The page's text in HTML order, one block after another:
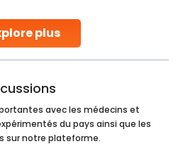
plus
avec les médecins et
du pays ainsi que les
sur notre plateforme.